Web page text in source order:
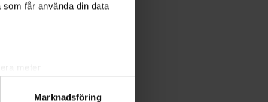
får använda din data
meter
Marknadsföring